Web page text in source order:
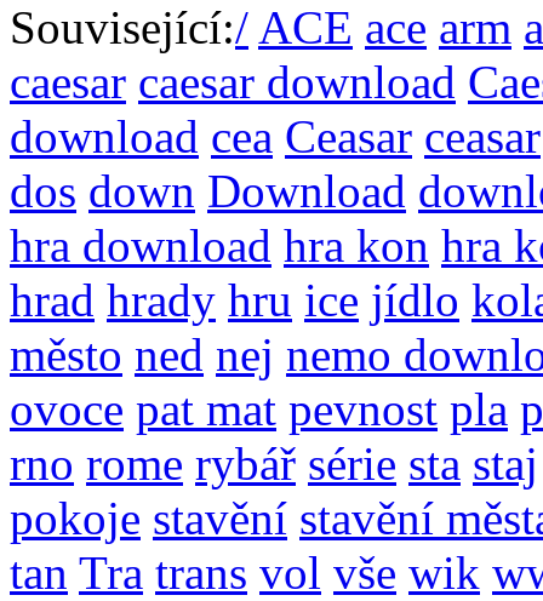
Související:/ ACE ace arm
caesar caesar download
download cea Ceasar ceasar
dos down Download
hra download hra kon hra
hrad hrady hru ice jídlo
město ned nej nemo
ovoce pat mat pevnost pla
rno rome rybář série sta staj
pokoje stavění stavění
tan Tra trans vol vše wik